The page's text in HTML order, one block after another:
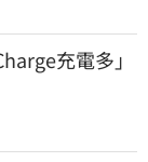
充電多」